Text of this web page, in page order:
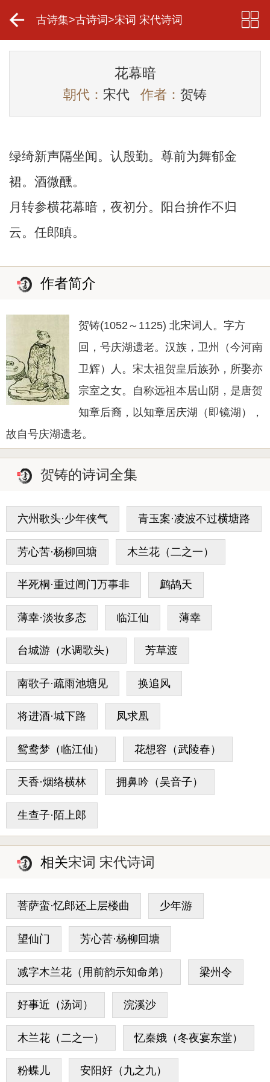
古诗集>古诗词 >宋词 宋代诗词
花幕暗
朝代： 宋代 作者： 贺铸
绿绮新声隔坐闻。认殷勤。尊前为舞郁金
裙。酒微醺。
月转参横花幕暗，夜初分。阳台拚作不归
云。任郎瞋。
作者简介
贺铸(1052～1125) 北宋词人。字方
回，号庆湖遗老。汉族，卫州（今河南
卫辉）人。宋太祖贺皇后族孙，所娶亦
宗室之女。自称远祖本居山阴，是唐贺
知章后裔，以知章居庆湖（即镜湖），
故自号庆湖遗老。
贺铸的诗词全集
六州歌头·少年侠气 青玉案·凌波不过横塘路
芳心苦·杨柳回塘 木兰花（二之一）
半死桐·重过阊门万事非 鹧鸪天
薄幸·淡妆多态 临江仙 薄幸
台城游（水调歌头） 芳草渡
南歌子·疏雨池塘见 换追风
将进酒·城下路 凤求凰
鸳鸯梦（临江仙） 花想容（武陵春）
天香·烟络横林 拥鼻吟（吴音子）
生查子·陌上郎
相关宋词 宋代诗词
菩萨蛮·忆郎还上层楼曲 少年游
望仙门 芳心苦·杨柳回塘
减字木兰花（用前韵示知命弟） 梁州令
好事近（汤词） 浣溪沙
木兰花（二之一） 忆秦娥（冬夜宴东堂）
粉蝶儿 安阳好（九之九）